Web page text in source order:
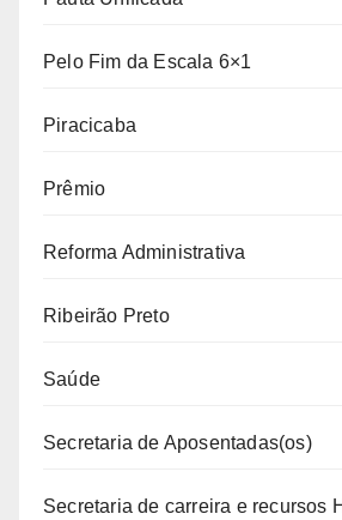
Pelo Fim da Escala 6×1
Piracicaba
Prêmio
Reforma Administrativa
Ribeirão Preto
Saúde
Secretaria de Aposentadas(os)
Secretaria de carreira e recursos